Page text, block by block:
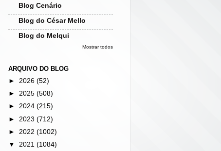
Blog Cenário
Blog do César Mello
Blog do Melqui
Mostrar todos
ARQUIVO DO BLOG
► 2026 (52)
► 2025 (508)
► 2024 (215)
► 2023 (712)
► 2022 (1002)
▼ 2021 (1084)